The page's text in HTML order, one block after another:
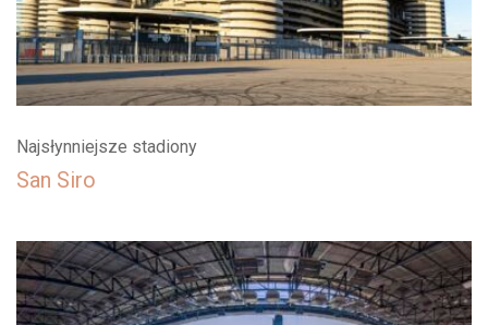
Najsłynniejsze stadiony
San Siro